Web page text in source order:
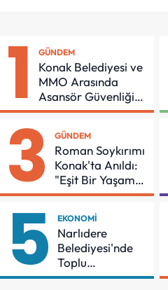
1 GÜNDEM
Konak Belediyesi ve
MMO Arasında
Asansör Güvenliği
İçin Önemli Protokol
3 GÜNDEM
Roman Soykırımı
Konak'ta Anıldı:
"Eşit Bir Yaşam
İçin Mücadeleyi
5 EKONOMI
Narlıdere
Belediyesi'nde
Toplu
Sözleşmeye